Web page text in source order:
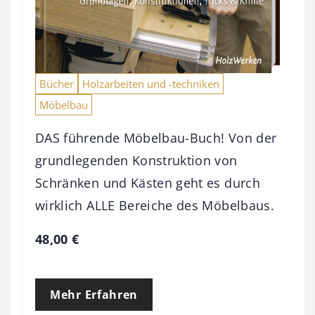
€
b
i
s
9
,
0
0
Bücher
Holzarbeiten und -techniken
Möbelbau
DAS führende Möbelbau-Buch! Von der
grundlegenden Konstruktion von
Schränken und Kästen geht es durch
wirklich ALLE Bereiche des Möbelbaus.
48,00€
Mehr Erfahren